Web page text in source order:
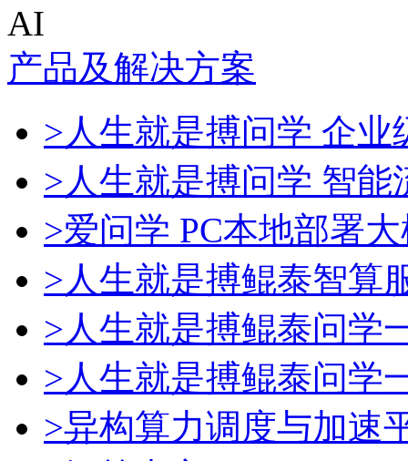
AI
产品及解决方案
>人生就是搏问学 企业
>人生就是搏问学 智能
>爱问学 PC本地部署
>人生就是搏鲲泰智算
>人生就是搏鲲泰问学
>人生就是搏鲲泰问学
>异构算力调度与加速